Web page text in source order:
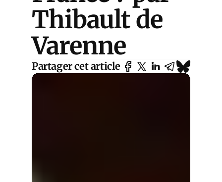
Thibault de
Varenne
Partager cet article